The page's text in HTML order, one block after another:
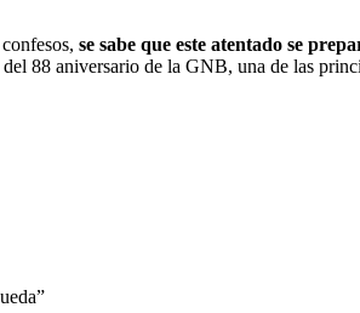
se sabe que este atentado se
88 aniversario de la GNB, una de las